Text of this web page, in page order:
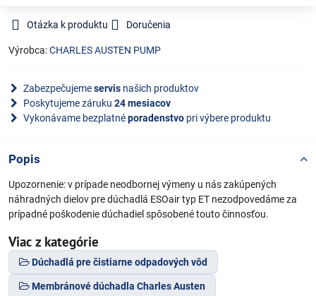
Otázka k produktu Doručenia
Výrobca:CHARLES AUSTEN PUMP
Zabezpečujemeservis našich produktov
Poskytujeme záruku 24 mesiacov
Vykonávame bezplatnéporadenstvo pri výbere produktu
Popis
Upozornenie: v prípade neodbornej výmeny u nás zakúpených
náhradných dielov pre dúchadlá ESOair typ ET nezodpovedáme za
prípadné poškodenie dúchadiel spôsobené touto činnosťou.
Viac z kategórie
Dúchadlá pre čistiarne odpadových vôd
Membránové dúchadla Charles Austen